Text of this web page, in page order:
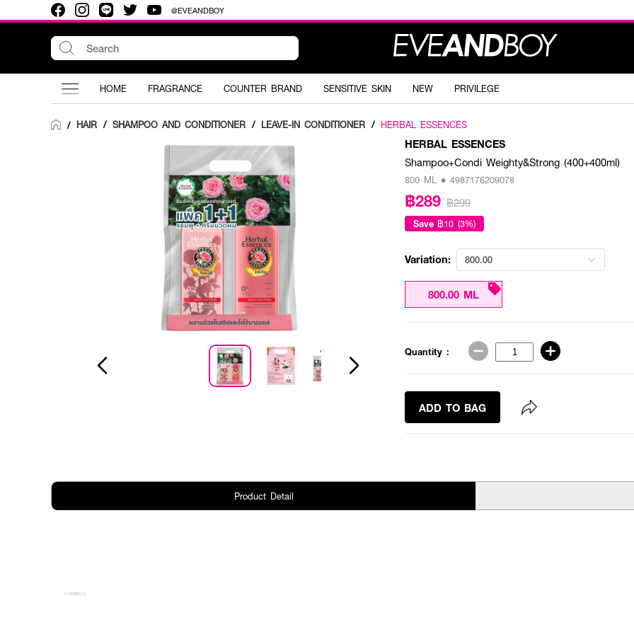
@EVEANDBOY
HOME FRAGRANCE COUNTER BRAND SENSITIVE SKIN NEW PRIVILEGE
/ HAIR / SHAMPOO AND CONDITIONER / LEAVE-IN CONDITIONER / HERBAL ESSENCES
HERBAL ESSENCES
Shampoo+Condi Weighty&Strong (400+400ml)
800 ML • 4987176209078
฿289 ฿299
Save ฿10 (3%)
Variation: 800.00
800.00 ML
Quantity :
ADD TO BAG
Product Detail